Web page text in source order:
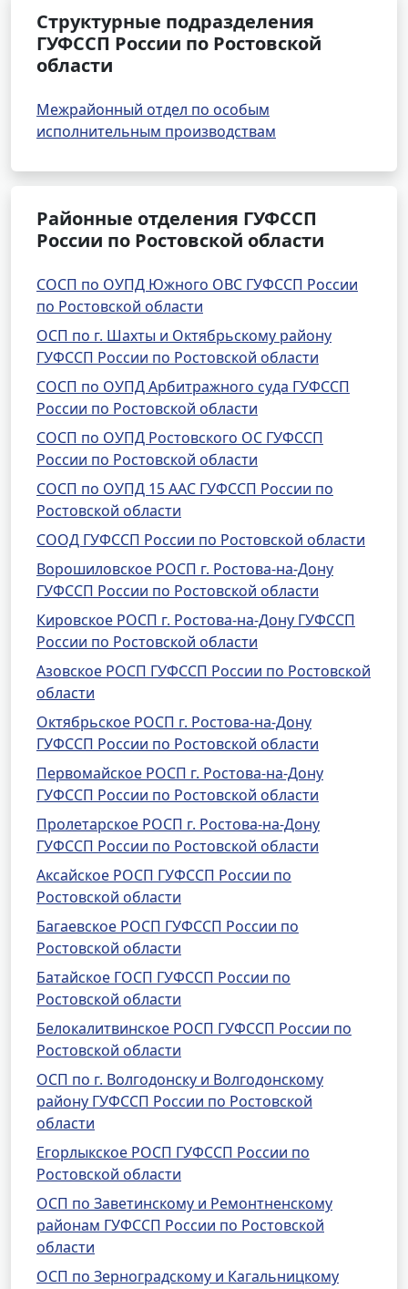
Структурные подразделения
ГУФССП России по Ростовской
области
Межрайонный отдел по особым
исполнительным производствам
Районные отделения ГУФССП
России по Ростовской области
СОСП по ОУПД Южного ОВС ГУФССП России
по Ростовской области
ОСП по г. Шахты и Октябрьскому району
ГУФССП России по Ростовской области
СОСП по ОУПД Арбитражного суда ГУФССП
России по Ростовской области
СОСП по ОУПД Ростовского ОС ГУФССП
России по Ростовской области
СОСП по ОУПД 15 ААС ГУФССП России по
Ростовской области
СООД ГУФССП России по Ростовской области
Ворошиловское РОСП г. Ростова-на-Дону
ГУФССП России по Ростовской области
Кировское РОСП г. Ростова-на-Дону ГУФССП
России по Ростовской области
Азовское РОСП ГУФССП России по Ростовской
области
Октябрьское РОСП г. Ростова-на-Дону
ГУФССП России по Ростовской области
Первомайское РОСП г. Ростова-на-Дону
ГУФССП России по Ростовской области
Пролетарское РОСП г. Ростова-на-Дону
ГУФССП России по Ростовской области
Аксайское РОСП ГУФССП России по
Ростовской области
Багаевское РОСП ГУФССП России по
Ростовской области
Батайское ГОСП ГУФССП России по
Ростовской области
Белокалитвинское РОСП ГУФССП России по
Ростовской области
ОСП по г. Волгодонску и Волгодонскому
району ГУФССП России по Ростовской
области
Егорлыкское РОСП ГУФССП России по
Ростовской области
ОСП по Заветинскому и Ремонтненскому
районам ГУФССП России по Ростовской
области
ОСП по Зерноградскому и Кагальницкому